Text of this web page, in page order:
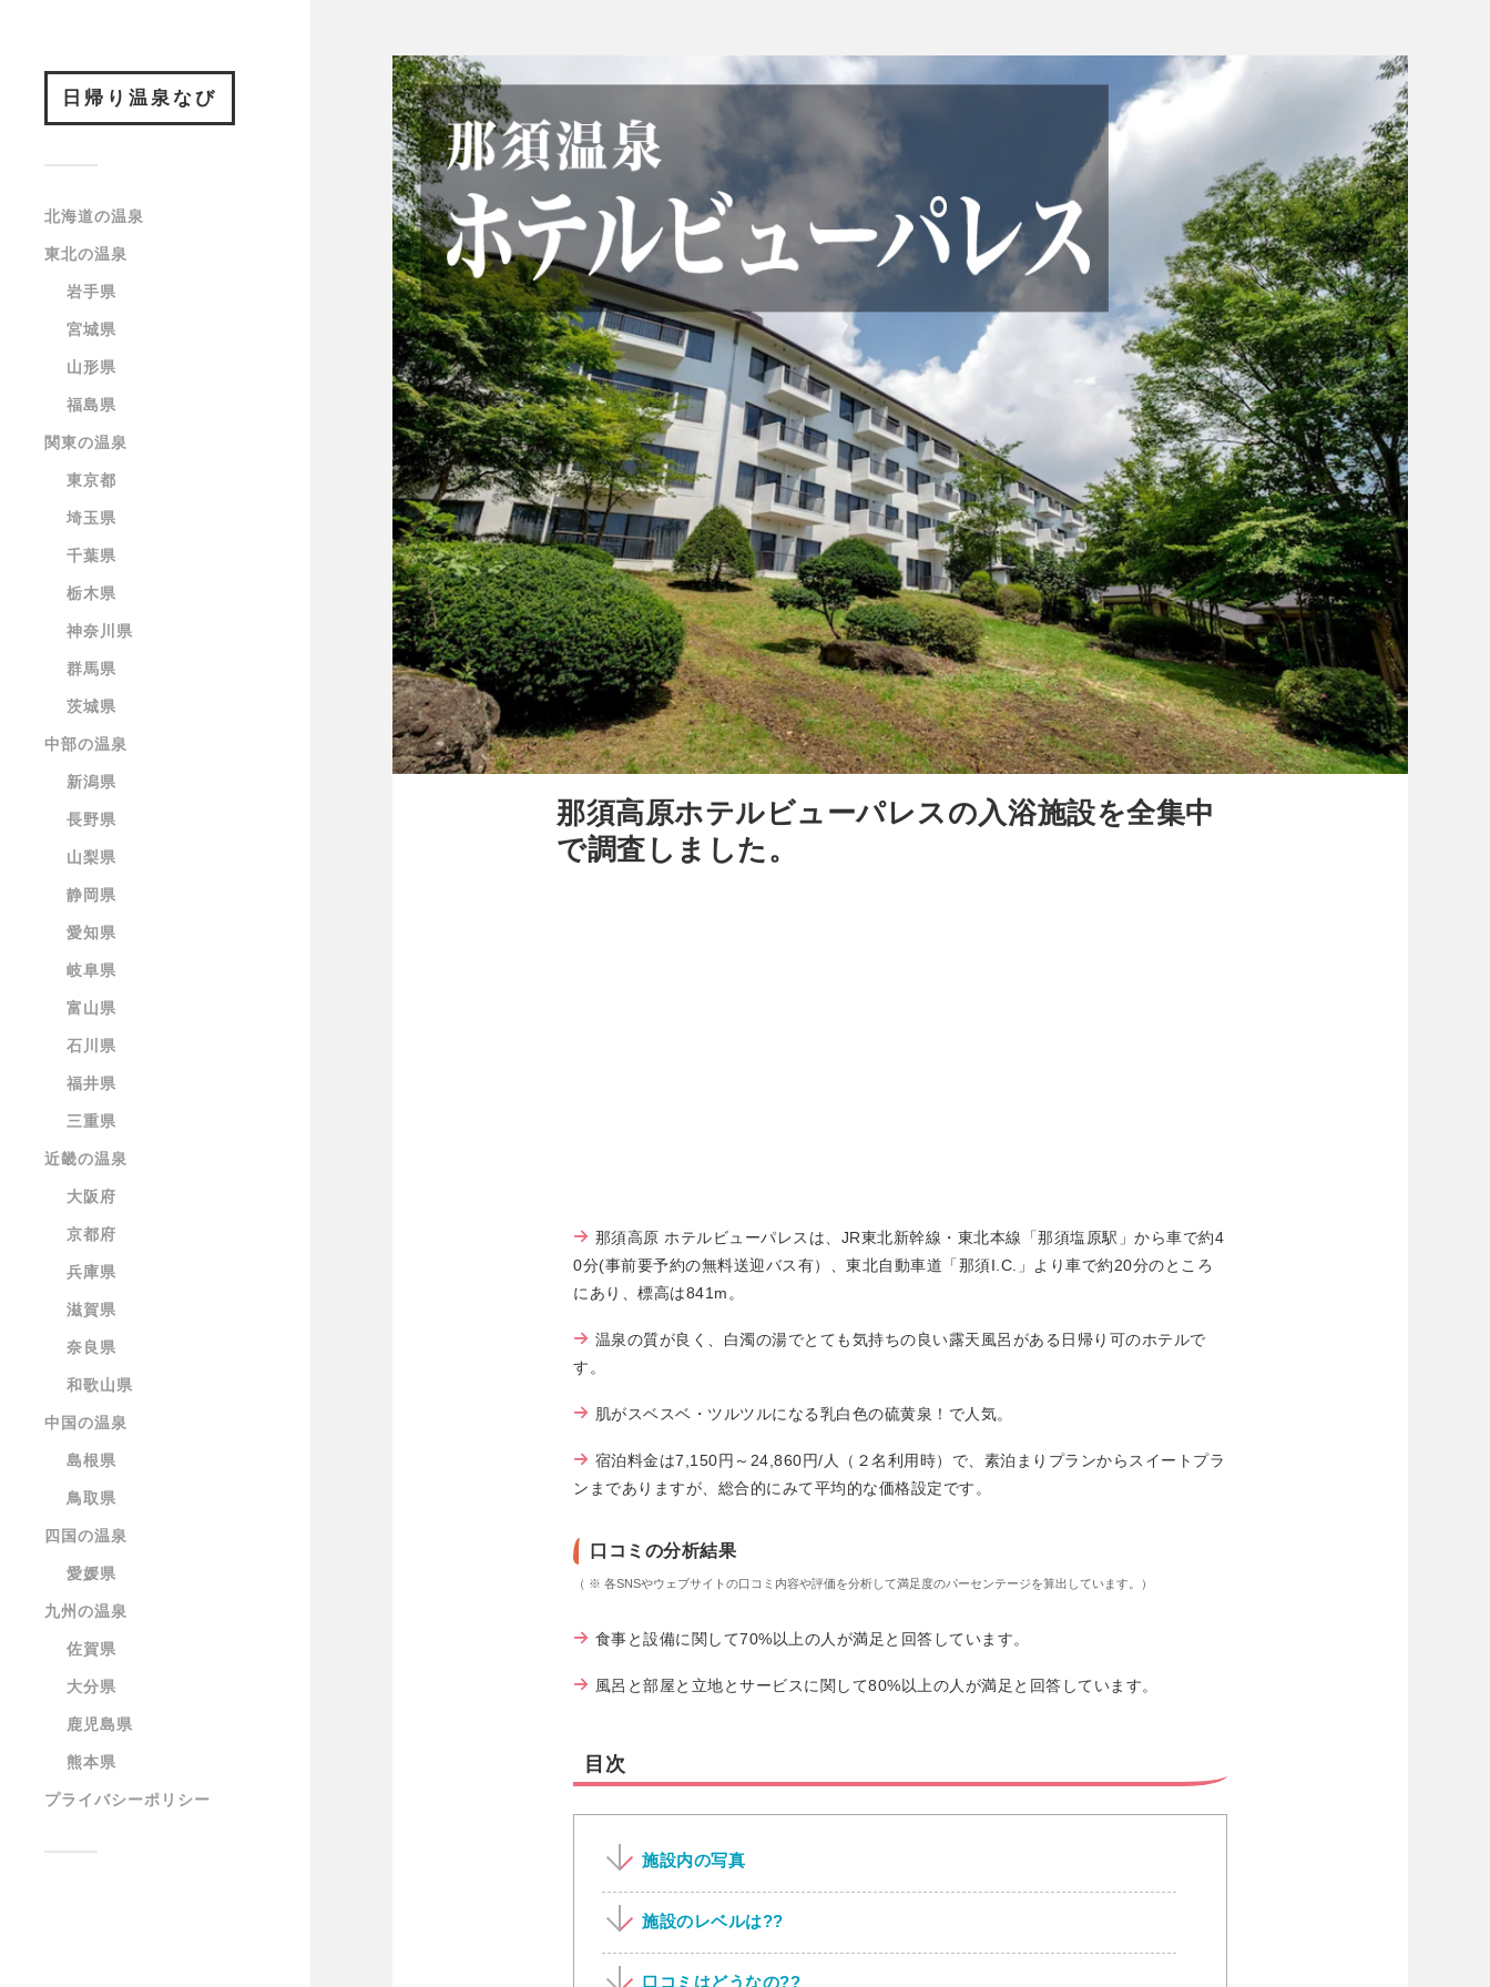
日帰り温泉なび
北海道の温泉
東北の温泉
岩手県
宮城県
山形県
福島県
関東の温泉
東京都
埼玉県
千葉県
栃木県
神奈川県
群馬県
茨城県
中部の温泉
新潟県
長野県
山梨県
静岡県
愛知県
岐阜県
富山県
石川県
福井県
三重県
近畿の温泉
大阪府
京都府
兵庫県
滋賀県
奈良県
和歌山県
中国の温泉
島根県
鳥取県
四国の温泉
愛媛県
九州の温泉
佐賀県
大分県
鹿児島県
熊本県
プライバシーポリシー
那須高原ホテルビューパレスの入浴施設を全集中
で調査しました。
那須高原 ホテルビューパレスは、JR東北新幹線・東北本線「那須塩原駅」から車で約4
0分(事前要予約の無料送迎バス有）、東北自動車道「那須I.C.」より車で約20分のところ
にあり、標高は841m。
温泉の質が良く、白濁の湯でとても気持ちの良い露天風呂がある日帰り可のホテルで
す。
肌がスベスベ・ツルツルになる乳白色の硫黄泉！で人気。
宿泊料金は7,150円～24,860円/人（２名利用時）で、素泊まりプランからスイートプラ
ンまでありますが、総合的にみて平均的な価格設定です。
口コミの分析結果
（ ※ 各SNSやウェブサイトの口コミ内容や評価を分析して満足度のパーセンテージを算出しています。）
食事と設備に関して70%以上の人が満足と回答しています。
風呂と部屋と立地とサービスに関して80%以上の人が満足と回答しています。
目次
施設内の写真
施設のレベルは??
口コミはどうなの??